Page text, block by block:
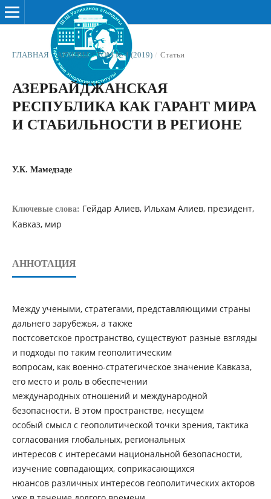
ГЛАВНАЯ / АРХИВЫ / ТОМ № 4 (2019) / Статьи
АЗЕРБАЙДЖАНСКАЯ
РЕСПУБЛИКА КАК ГАРАНТ МИРА
И СТАБИЛЬНОСТИ В РЕГИОНЕ
У.К. Мамедзаде
Ключевые слова: Гейдар Алиев, Ильхам Алиев, президент,
Кавказ, мир
АННОТАЦИЯ
Между учеными, стратегами, представляющими страны
дальнего зарубежья, а также
постсоветское пространство, существуют разные взгляды
и подходы по таким геополитическим
вопросам, как военно-стратегическое значение Кавказа,
его место и роль в обеспечении
международных отношений и международной
безопасности. В этом пространстве, несущем
особый смысл с геополитической точки зрения, тактика
согласования глобальных, региональных
интересов с интересами национальной безопасности,
изучение совпадающих, соприкасающихся
нюансов различных интересов геополитических акторов